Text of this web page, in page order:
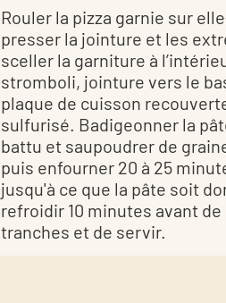
Rouler la pizza garnie sur
presser la jointure et les
sceller la garniture à
stromboli, jointure vers le
plaque de cuisson
sulfurisé. Badigeonner la
battu et saupoudrer de
puis enfourner 20 à 25
jusqu'à ce que la pâte soit
refroidir 10 minutes avant
tranches et de servir.